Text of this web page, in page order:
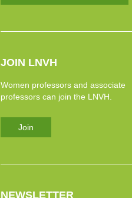
JOIN LNVH
Women professors and associate
professors can join the LNVH.
Join
NEWSLETTER